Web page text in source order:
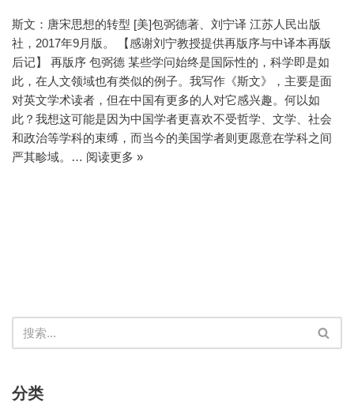
斯文：唐宋思想的转型 [美]包弼德著、刘宁译 江苏人民出版
社，2017年9月版。 【感谢刘宁教授提供再版序与中译本再版
后记】 再版序 包弼德 某些学问始终是国际性的，科学即是如
此，在人文领域也有类似的例子。我写作《斯文》，主要是面
对英文学术读者，但在中国有更多的人对它感兴趣。何以如
此？我想这可能是因为中国学者更喜欢不受哲学、文学、社会
和政治等学科的束缚，而当今的美国学者则更愿意在学科之间
严其畛域。… 阅读更多 »
分类